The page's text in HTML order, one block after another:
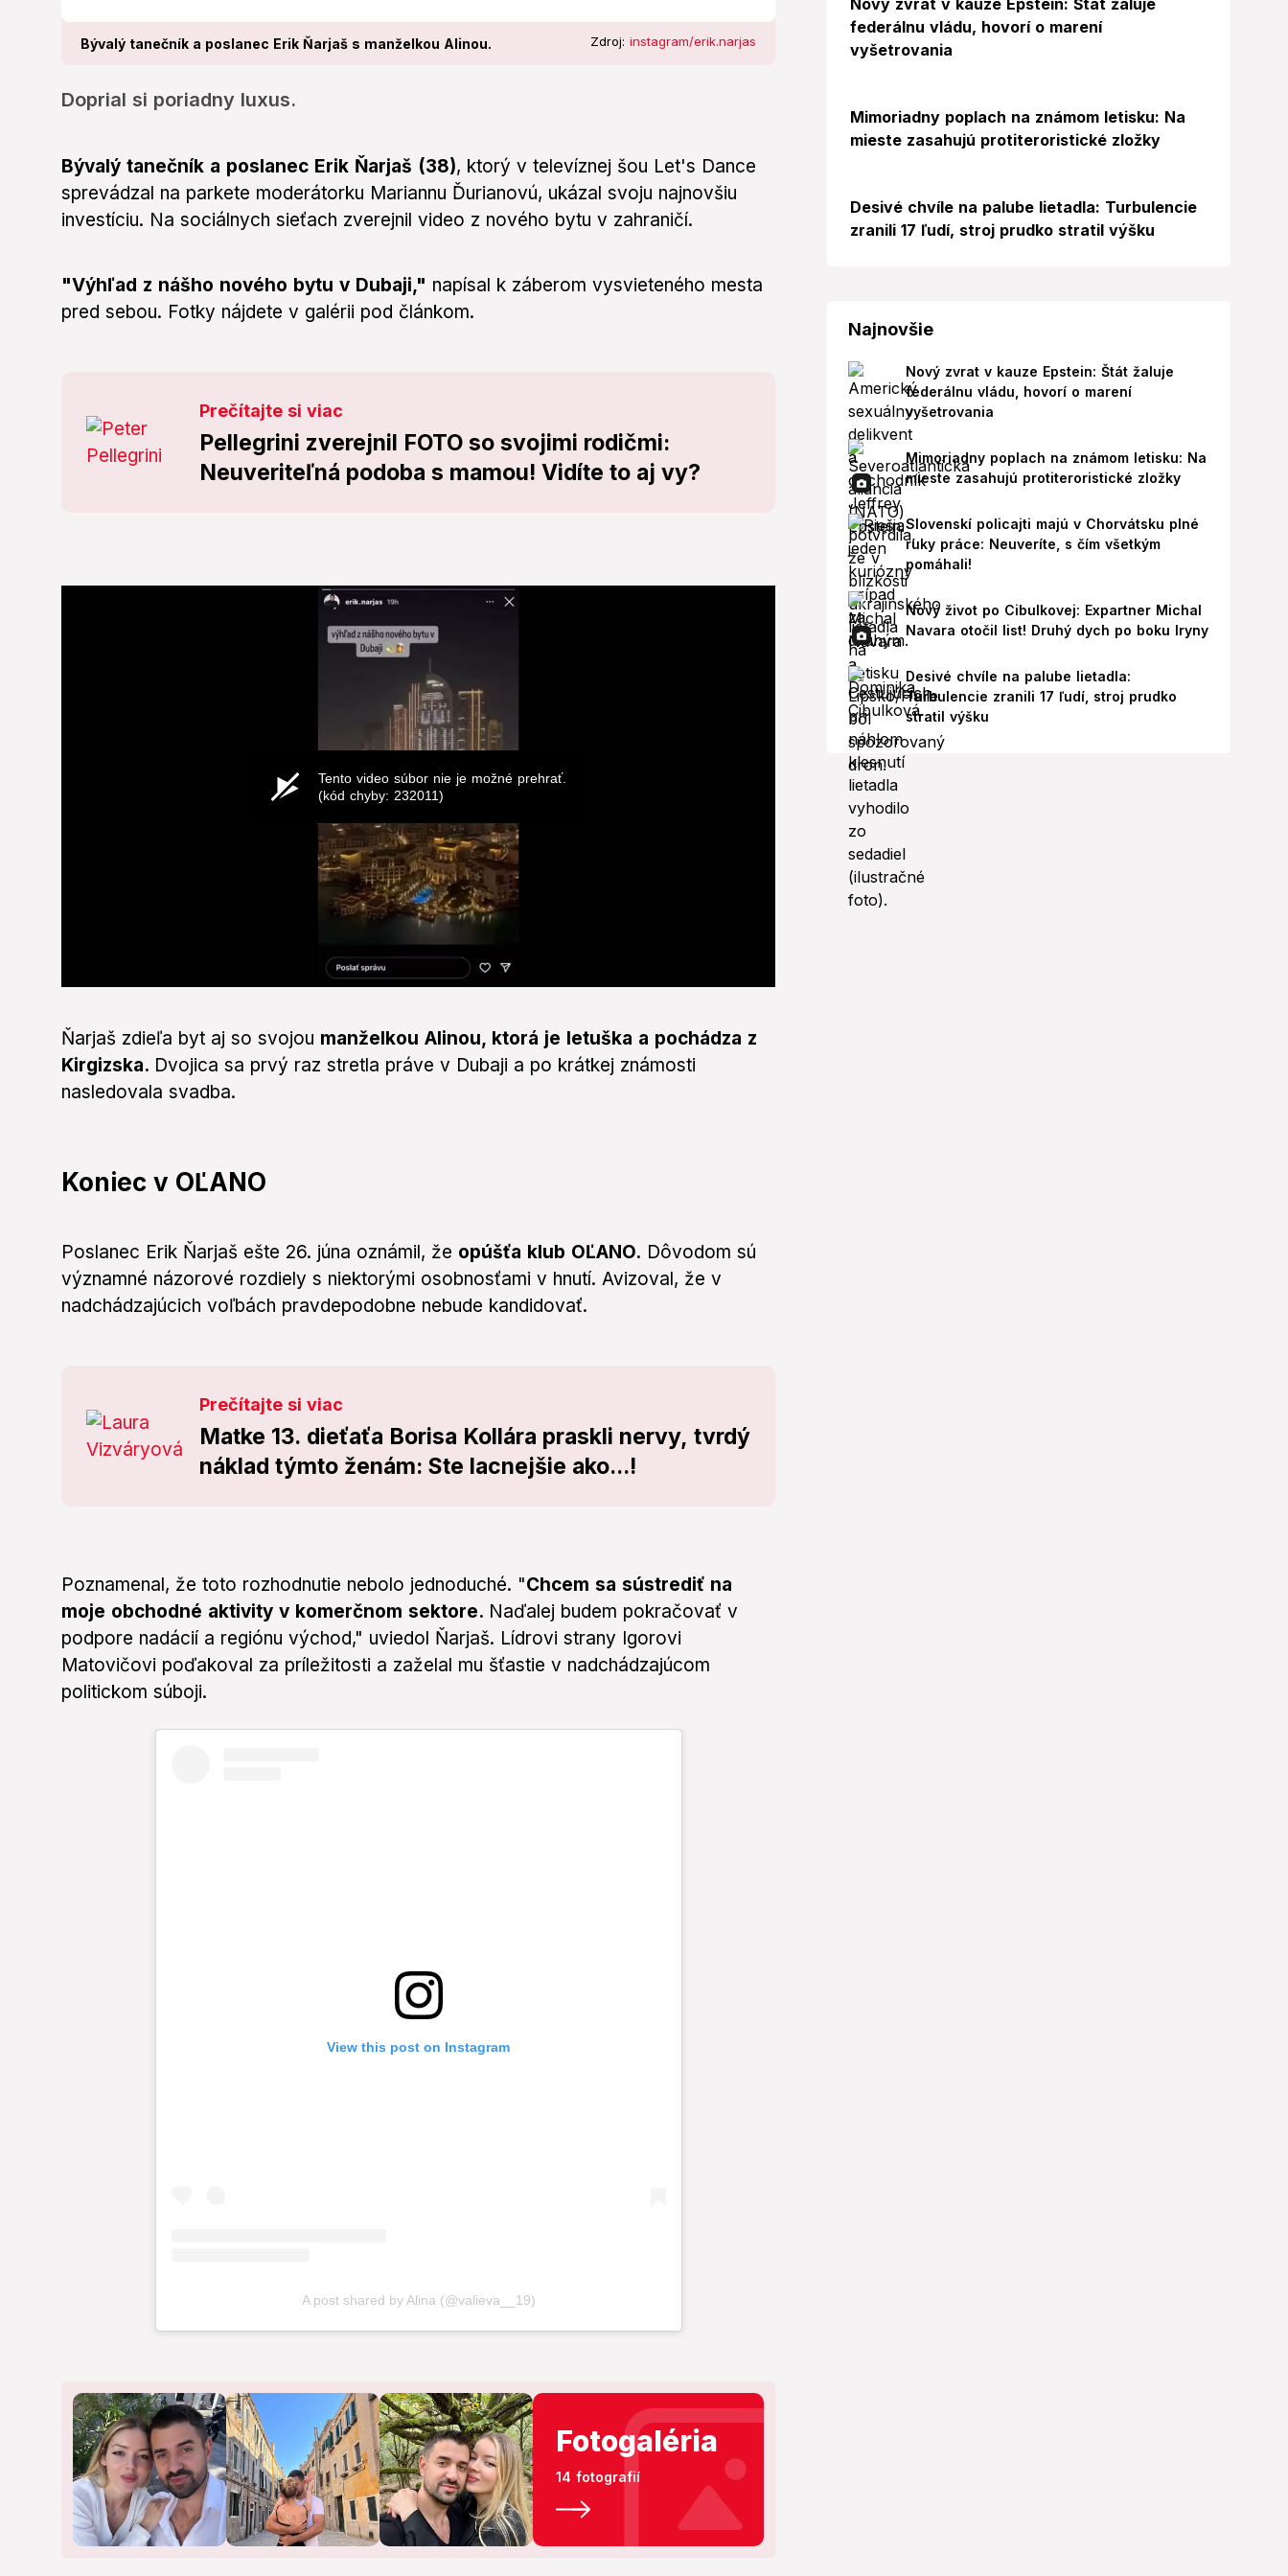
Bývalý tanečník a poslanec Erik Ňarjaš s manželkou Alinou. Zdroj: instagram/erik.narjas
Doprial si poriadny luxus.
Bývalý tanečník a poslanec Erik Ňarjaš (38), ktorý v televíznej šou Let's Dance
sprevádzal na parkete moderátorku Mariannu Ďurianovú, ukázal svoju najnovšiu
investíciu. Na sociálnych sieťach zverejnil video z nového bytu v zahraničí.
"Výhľad z nášho nového bytu v Dubaji," napísal k záberom vysvieteného mesta
pred sebou. Fotky nájdete v galérii pod článkom.
Prečítajte si viac
Pellegrini zverejnil FOTO so svojimi rodičmi:
Neuveriteľná podoba s mamou! Vidíte to aj vy?
of
0
seconds
Volume
0%
Tento video súbor nie je možné prehrať.
(kód chyby: 232011)
Ňarjaš zdieľa byt aj so svojou manželkou Alinou, ktorá je letuška a pochádza z
Kirgizska. Dvojica sa prvý raz stretla práve v Dubaji a po krátkej známosti
nasledovala svadba.
Koniec v OĽANO
Poslanec Erik Ňarjaš ešte 26. júna oznámil, že opúšťa klub OĽANO. Dôvodom sú
významné názorové rozdiely s niektorými osobnosťami v hnutí. Avizoval, že v
nadchádzajúcich voľbách pravdepodobne nebude kandidovať.
Prečítajte si viac
Matke 13. dieťaťa Borisa Kollára praskli nervy, tvrdý
náklad týmto ženám: Ste lacnejšie ako...!
Poznamenal, že toto rozhodnutie nebolo jednoduché. "Chcem sa sústrediť na
moje obchodné aktivity v komerčnom sektore. Naďalej budem pokračovať v
podpore nadácií a regiónu východ," uviedol Ňarjaš. Lídrovi strany Igorovi
Matovičovi poďakoval za príležitosti a zaželal mu šťastie v nadchádzajúcom
politickom súboji.
Fotogaléria
14 fotografií
Nový zvrat v kauze Epstein: Štát žaluje
federálnu vládu, hovorí o marení
vyšetrovania
Foto
Mimoriadny poplach na známom letisku: Na
mieste zasahujú protiteroristické zložky
Desivé chvíle na palube lietadla: Turbulencie
zranili 17 ľudí, stroj prudko stratil výšku
Najnovšie
Nový zvrat v kauze Epstein: Štát žaluje
federálnu vládu, hovorí o marení
vyšetrovania
Mimoriadny poplach na známom letisku: Na
mieste zasahujú protiteroristické zložky
Slovenskí policajti majú v Chorvátsku plné
ruky práce: Neuveríte, s čím všetkým
pomáhali!
Nový život po Cibulkovej: Expartner Michal
Navara otočil list! Druhý dych po boku Iryny
Desivé chvíle na palube lietadla:
Turbulencie zranili 17 ľudí, stroj prudko
stratil výšku